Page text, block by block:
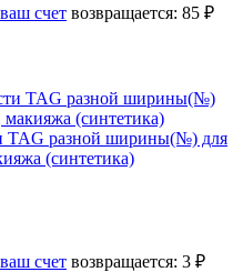
ваш счет возвращается: 85 ₽
TAG разной ширины(№) для
(синтетика)
ваш счет возвращается: 3 ₽